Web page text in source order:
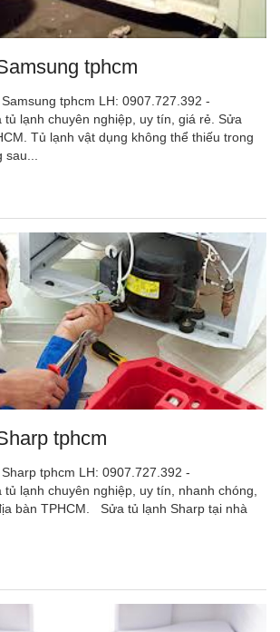
tphcm
tphcm LH: 0907.727.392 -
lạnh chuyên nghiệp, uy tín, giá rẻ. Sửa
Tủ lạnh vật dụng không thể thiếu trong
sau...
tphcm
tphcm LH: 0907.727.392 -
lạnh chuyên nghiệp, uy tín, nhanh chóng,
bàn TPHCM. Sửa tủ lạnh Sharp tại nhà